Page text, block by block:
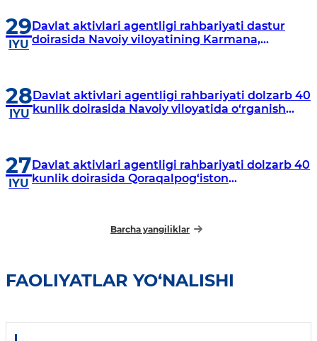
29
IYU
Davlat aktivlari agentligi rahbariyati dastur
doirasida Navoiy viloyatining Karmana,
28
IYU
Davlat aktivlari agentligi rahbariyati dolzarb 40
kunlik doirasida Navoiy viloyatida o‘rganish
27
IYU
Davlat aktivlari agentligi rahbariyati dolzarb 40
kunlik doirasida Qoraqalpog‘iston
Barcha yangiliklar
FAOLIYATLAR YO‘NALISHI